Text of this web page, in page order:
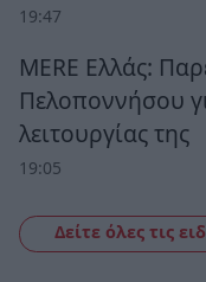
19:47
MERE Ελλάς:
Πελοποννήσου
λειτουργίας της
19:05
Δείτε όλες τις